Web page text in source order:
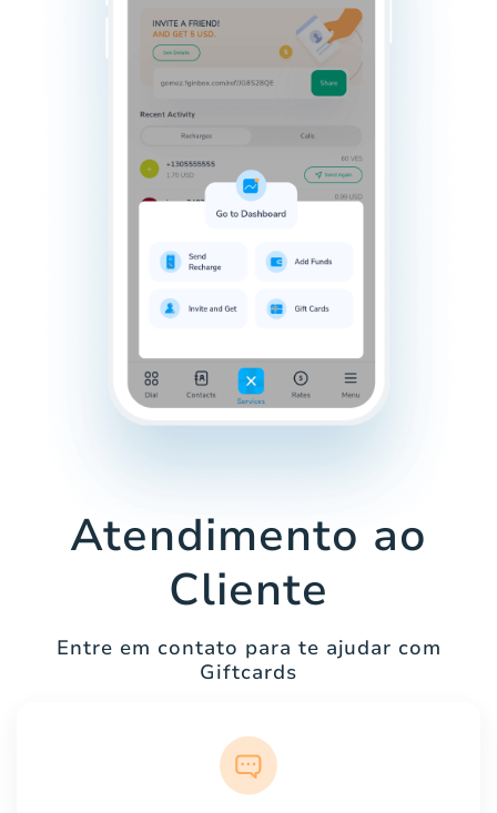
Atendimento ao
Cliente
Entre em contato para te ajudar com
Giftcards